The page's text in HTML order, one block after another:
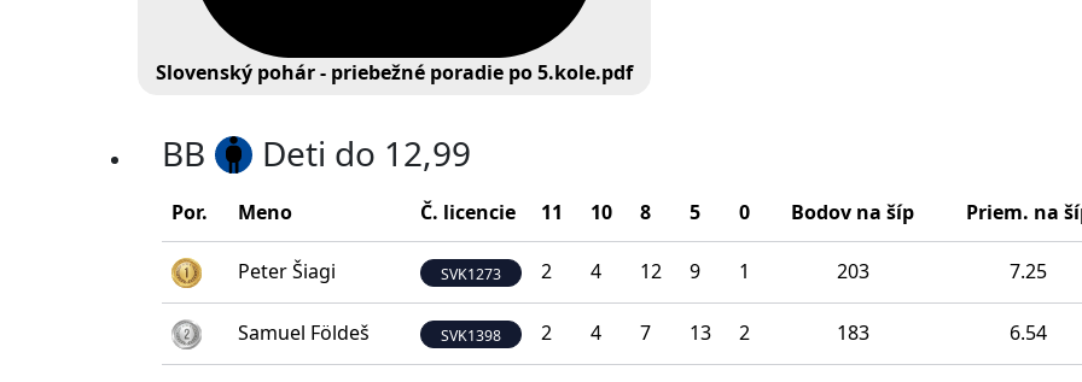
Slovenský pohár - priebežné poradie po 5.kole.pdf
BB Deti do 12,99
Por. Meno Č. licencie 11 10 8 5 0 Bodov na šíp Priem. na
Peter Šiagi SVK1273 2 4 12 9 1 203 7.25
Samuel Földeš SVK1398 2 4 7 13 2 183 6.54